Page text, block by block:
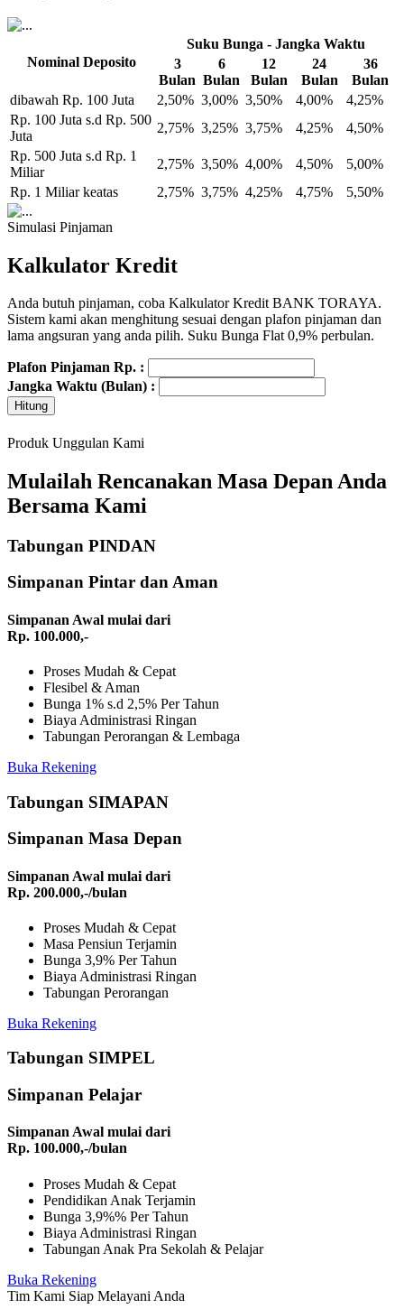
Nominal Deposito
Suku Bunga - Jangka Waktu
3
Bulan
6
Bulan
12
Bulan
24
Bulan
36
Bulan
dibawah Rp. 100 Juta
2,50% 3,00% 3,50% 4,00%
4,25%
Rp. 100 Juta s.d Rp. 500
Juta
2,75% 3,25% 3,75% 4,25%
4,50%
Rp. 500 Juta s.d Rp. 1
Miliar
2,75% 3,50% 4,00% 4,50%
5,00%
Rp. 1 Miliar keatas
2,75% 3,75% 4,25% 4,75% 5,50%
Simulasi Pinjaman
Kalkulator Kredit
Anda butuh pinjaman, coba Kalkulator Kredit BANK TORAYA.
Sistem kami akan menghitung sesuai dengan plafon pinjaman dan
lama angsuran yang anda pilih. Suku Bunga Flat 0,9% perbulan.
Plafon Pinjaman Rp. :
Jangka Waktu (Bulan) :
Hitung
Produk Unggulan Kami
Mulailah Rencanakan Masa Depan Anda
Bersama Kami
Tabungan PINDAN
Simpanan Pintar dan Aman
Simpanan Awal mulai dari
Rp. 100.000,-
Proses Mudah & Cepat
Flesibel & Aman
Bunga 1% s.d 2,5% Per Tahun
Biaya Administrasi Ringan
Tabungan Perorangan & Lembaga
Buka Rekening
Tabungan SIMAPAN
Simpanan Masa Depan
Simpanan Awal mulai dari
Rp. 200.000,-/bulan
Proses Mudah & Cepat
Masa Pensiun Terjamin
Bunga 3,9% Per Tahun
Biaya Administrasi Ringan
Tabungan Perorangan
Buka Rekening
Tabungan SIMPEL
Simpanan Pelajar
Simpanan Awal mulai dari
Rp. 100.000,-/bulan
Proses Mudah & Cepat
Pendidikan Anak Terjamin
Bunga 3,9%% Per Tahun
Biaya Administrasi Ringan
Tabungan Anak Pra Sekolah & Pelajar
Buka Rekening
Tim Kami Siap Melayani Anda